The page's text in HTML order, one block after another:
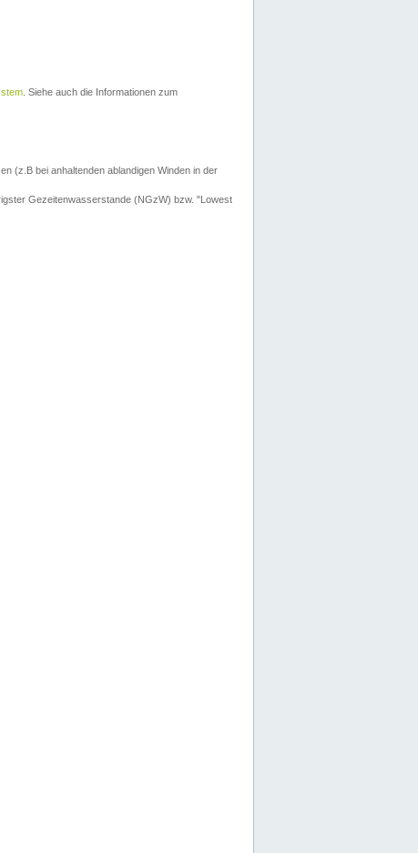
. Siehe auch die Informationen zum
(z.B bei anhaltenden ablandigen Winden in der
Gezeitenwasserstande (NGzW) bzw. "Lowest